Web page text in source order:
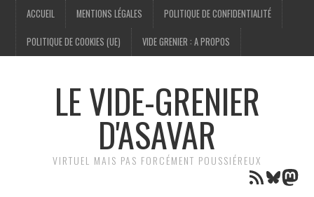
ACCUEIL MENTIONS LÉGALES POLITIQUE DE CONFIDENTIALITÉ
POLITIQUE DE COOKIES (UE) VIDE GRENIER : A PROPOS
LE VIDE-GRENIER
D'ASAVAR
VIRTUEL MAIS PAS FORCÉMENT POUSSIÉREUX
Flux RSS